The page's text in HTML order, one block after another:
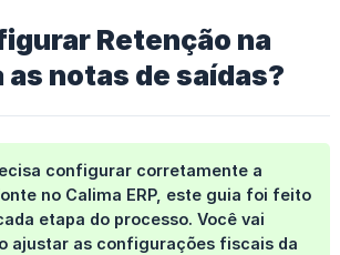
Retenção na
as notas de saídas?
configurar corretamente a
no Calima ERP, este guia foi feito
etapa do processo. Você vai
ajustar as configurações fiscais da